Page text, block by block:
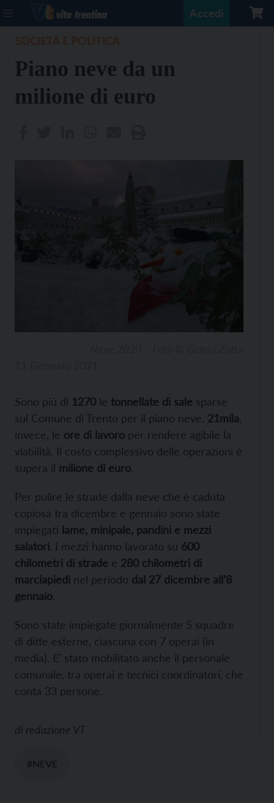
Accedi
Piano neve da un
milione di euro
Sono più di 1270 le tonnellate di sale sparse
sul Comune di Trento per il piano neve. 21mila
invece, le ore di lavoro per rendere agibile la
viabilità. Il costo complessivo delle operazioni è
supera il milione di euro.
Per pulire le strade dalla neve che è caduta
copiosa tra dicembre e gennaio sono state
impiegati lame, minipale, pandini e mezzi
salatori. I mezzi hanno lavorato su 600
chilometri di strade e 280 chilometri di
marciapiedi nel periodo dal 27 dicembre all’8
gennaio.
Sono state impiegate giornalmente 5 squadre
di ditte esterne, ciascuna con 7 operai (in
media). E’ stato mobilitato anche il personale
comunale, tra operai e tecnici coordinatori, che
conta 33 persone.
di redazione VT
#NEVE